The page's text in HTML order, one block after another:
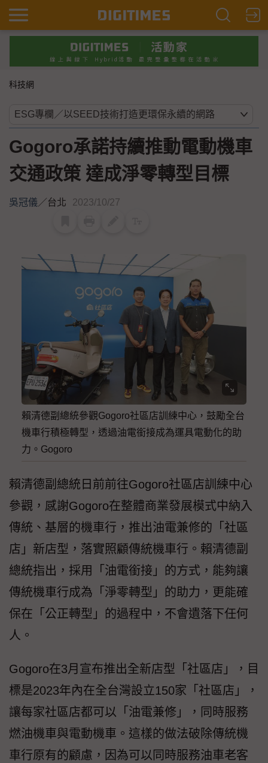
科技網
Gogoro承諾持續推動電動機車
交通政策 達成淨零轉型目標
吳冠儀／台北 2023/10/27
賴清德副總統參觀Gogoro社區店訓練中心，鼓勵全台
機車行積極轉型，透過油電銜接成為運具電動化的助
力。Gogoro
賴清德副總統日前前往Gogoro社區店訓練中心
參觀，感謝Gogoro在整體商業發展模式中納入
傳統、基層的機車行，推出油電兼修的「社區
店」新店型，落實照顧傳統機車行。賴清德副
總統指出，採用「油電銜接」的方式，能夠讓
傳統機車行成為「淨零轉型」的助力，更能確
保在「公正轉型」的過程中，不會遺落下任何
人。
Gogoro在3月宣布推出全新店型「社區店」，目
標是2023年內在全台灣設立150家「社區店」，
讓每家社區店都可以「油電兼修」，同時服務
燃油機車與電動機車。這樣的做法破除傳統機
車行原有的顧慮，因為可以同時服務油車老客